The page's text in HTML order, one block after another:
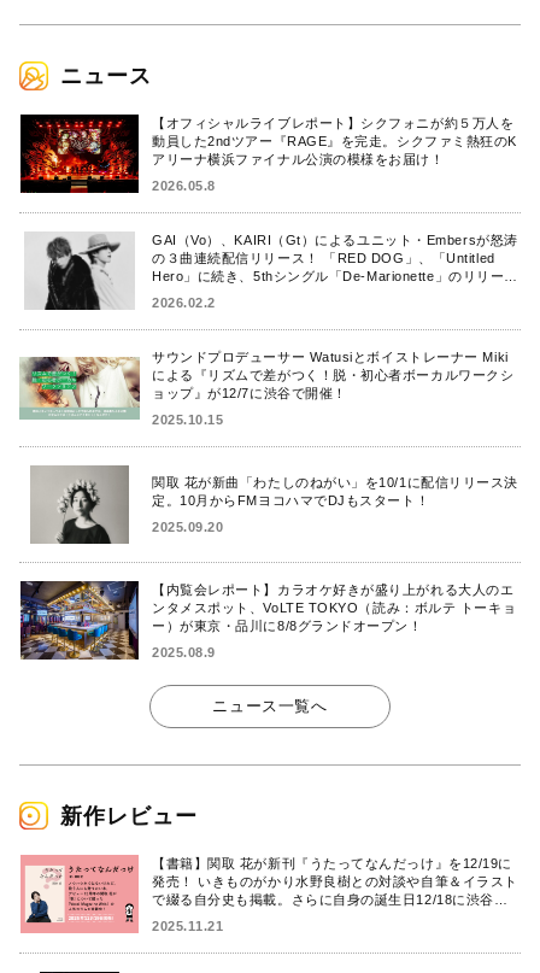
ニュース
【オフィシャルライブレポート】シクフォニが約５万人を
動員した2ndツアー『RAGE』を完走。シクファミ熱狂のK
アリーナ横浜ファイナル公演の模様をお届け！
2026.05.8
GAI（Vo）、KAIRI（Gt）によるユニット・Embersが怒涛
の３曲連続配信リリース！ 「RED DOG」、「Untitled
Hero」に続き、5thシングル「De-Marionette」のリリース
2026.02.2
サウンドプロデューサー Watusiとボイストレーナー Miki
による『リズムで差がつく！脱・初心者ボーカルワークシ
ョップ』が12/7に渋谷で開催！
2025.10.15
関取 花が新曲「わたしのねがい」を10/1に配信リリース決
定。10月からFMヨコハマでDJもスタート！
2025.09.20
【内覧会レポート】カラオケ好きが盛り上がれる大人のエ
ンタメスポット、VoLTE TOKYO（読み：ボルテ トーキョ
ー）が東京・品川に8/8グランドオープン！
2025.08.9
ニュース一覧へ
新作レビュー
【書籍】関取 花が新刊『うたってなんだっけ』を12/19に
発売！ いきものがかり水野良樹との対談や自筆＆イラスト
で綴る自分史も掲載。さらに自身の誕生日12/18に渋谷で
2025.11.21